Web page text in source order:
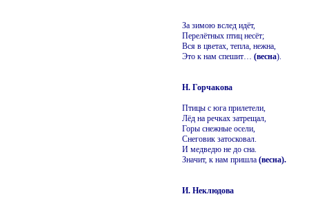
За зимою вслед идёт,
Перелётных птиц несёт;
Вся в цветах, тепла, нежна,
Это к нам спешит… (весна).
Н. Горчакова
Птицы с юга прилетели,
Лёд на речках затрещал,
Горы снежные осели,
Снеговик затосковал.
И медведю не до сна.
Значит, к нам пришла (весна).
И. Неклюдова